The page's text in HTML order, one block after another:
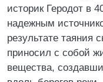
историк Геродот в
надежным
результате таяния
приносил с собой
вещества,